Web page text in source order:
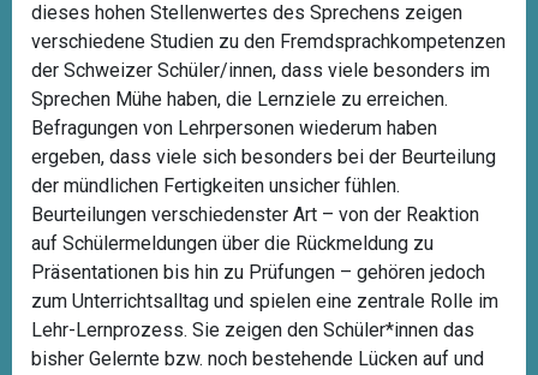
dieses hohen Stellenwertes des Sprechens zeigen
verschiedene Studien zu den Fremdsprachkompetenzen
der Schweizer Schüler/innen, dass viele besonders im
Sprechen Mühe haben, die Lernziele zu erreichen.
Befragungen von Lehrpersonen wiederum haben
ergeben, dass viele sich besonders bei der Beurteilung
der mündlichen Fertigkeiten unsicher fühlen.
Beurteilungen verschiedenster Art – von der Reaktion
auf Schülermeldungen über die Rückmeldung zu
Präsentationen bis hin zu Prüfungen – gehören jedoch
zum Unterrichtsalltag und spielen eine zentrale Rolle im
Lehr-Lernprozess. Sie zeigen den Schüler*innen das
bisher Gelernte bzw. noch bestehende Lücken auf und